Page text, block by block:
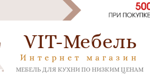
VIT-Мебель
Интернет магазин
МЕБЕЛЬ ДЛЯ КУХНИ ПО НИЗКИМ ЦЕНАМ